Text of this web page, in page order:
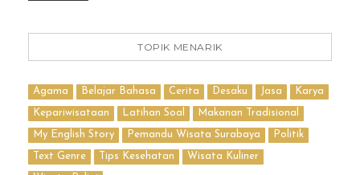
TOPIK MENARIK
Agama Belajar Bahasa Cerita Desaku Jasa Karya
Kepariwisataan Latihan Soal Makanan Tradisional
My English Story Pemandu Wisata Surabaya Politik
Text Genre Tips Kesehatan Wisata Kuliner